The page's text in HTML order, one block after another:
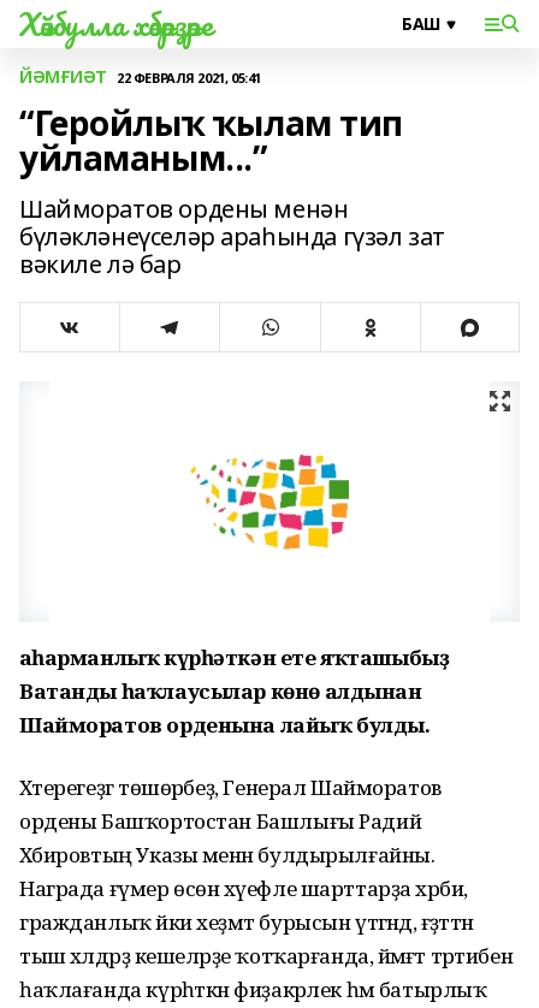
Хәйбулла хәбәрҙәре
ЙӘМҒИӘТ 22 ФЕВРАЛЯ 2021, 05:41
“Геройлыҡ ҡылам тип
уйламаным...”
Шайморатов ордены менән
бүләкләнеүселәр араһында гүзәл зат
вәкиле лә бар
Ҡаһарманлыҡ күрһәткән ете яҡташыбыҙ
Ватанды һаҡлаусылар көнө алдынан
Шайморатов орденына лайыҡ булды.
Хәтерегеҙгә төшөрәбеҙ, Генерал Шайморатов
ордены Башҡортостан Башлығы Радий
Хәбировтың Указы менән булдырылғайны.
Награда ғүмер өсөн хәүефле шарттарҙа хәрби,
гражданлыҡ йәки хеҙмәт бурысын үтәгәндә, ғәҙәттән
тыш хәлдәрҙә кешеләрҙе ҡотҡарғанда, йәмәғәт тәртибен
һаҡлағанда күрһәткән фиҙакәрлек һәм батырлыҡ